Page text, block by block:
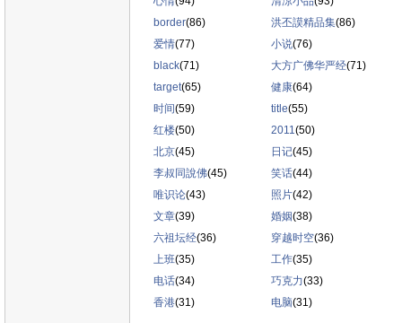
border(86) 洪丕謨精品集(86)
爱情(77) 小说(76)
black(71) 大方广佛华严经(71)
target(65) 健康(64)
时间(59) title(55)
红楼(50) 2011(50)
北京(45) 日记(45)
李叔同說佛(45) 笑话(44)
唯识论(43) 照片(42)
文章(39) 婚姻(38)
六祖坛经(36) 穿越时空(36)
上班(35) 工作(35)
电话(34) 巧克力(33)
香港(31) 电脑(31)